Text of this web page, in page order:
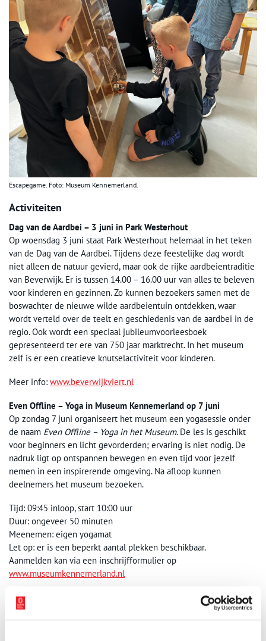
Escapegame. Foto: Museum Kennemerland.
Activiteiten
Dag van de Aardbei – 3 juni in Park Westerhout
Op woensdag 3 juni staat Park Westerhout helemaal in het teken
van de Dag van de Aardbei. Tijdens deze feestelijke dag wordt
niet alleen de natuur gevierd, maar ook de rijke aardbeientraditie
van Beverwijk. Er is tussen 14.00 – 16.00 uur van alles te beleven
voor kinderen en gezinnen. Zo kunnen bezoekers samen met de
boswachter de nieuwe wilde aardbeientuin ontdekken, waar
wordt verteld over de teelt en geschiedenis van de aardbei in de
regio. Ook wordt een speciaal jubileumvoorleesboek
gepresenteerd ter ere van 750 jaar marktrecht. In het museum
zelf is er een creatieve knutselactiviteit voor kinderen.
Meer info: www.beverwijkviert.nl
Even Offline – Yoga in Museum Kennemerland op 7 juni
Op zondag 7 juni organiseert het museum een yogasessie onder
de naam Even Offline – Yoga in het Museum. De les is geschikt
voor beginners en licht gevorderden; ervaring is niet nodig. De
nadruk ligt op ontspannen bewegen en even tijd voor jezelf
nemen in een inspirerende omgeving. Na afloop kunnen
deelnemers het museum bezoeken.
Tijd: 09:45 inloop, start 10:00 uur
Duur: ongeveer 50 minuten
Meenemen: eigen yogamat
Let op: er is een beperkt aantal plekken beschikbaar.
Aanmelden kan via een inschrijfformulier op
www.museumkennemerland.nl
Nieuw in het museum: de escapegame
Sinds kort kunnen bezoekers in Museum Kennemerland ook een